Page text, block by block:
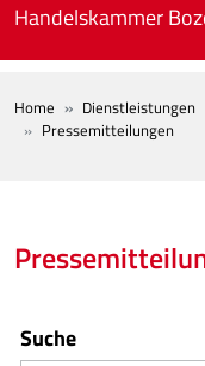
Skip to main content
Handelskammer
BREADCRUMB
Home Dienstleistungen
Pressemitteilungen
Suche